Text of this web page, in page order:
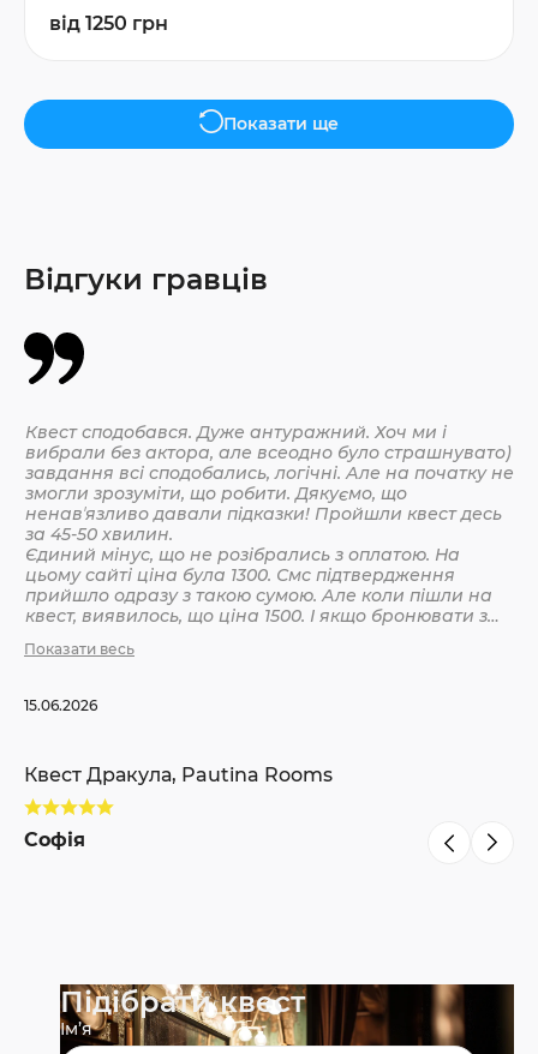
від 1250 грн
Показати ще
Відгуки гравців
Квест сподобався. Дуже антуражний. Хоч ми і
вибрали без актора, але всеодно було страшнувато)
завдання всі сподобались, логічні. Але на початку не
змогли зрозуміти, що робити. Дякуємо, що
ненавʼязливо давали підказки! Пройшли квест десь
за 45-50 хвилин.
Єдиний мінус, що не розібрались з оплатою. На
цьому сайті ціна була 1300. Смс підтвердження
прийшло одразу з такою сумою. Але коли пішли на
квест, виявилось, що ціна 1500. І якщо бронювати з
невелика, але всеодно уточнюйте при бронюванні
Показати весь
15.06.2026
Квест Дракула, Pautina Rooms
Софія
Підібрати квест
Ім’я